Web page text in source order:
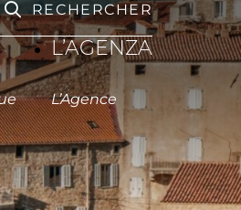
RECHERCHER
L’AGENZA
L’Agence